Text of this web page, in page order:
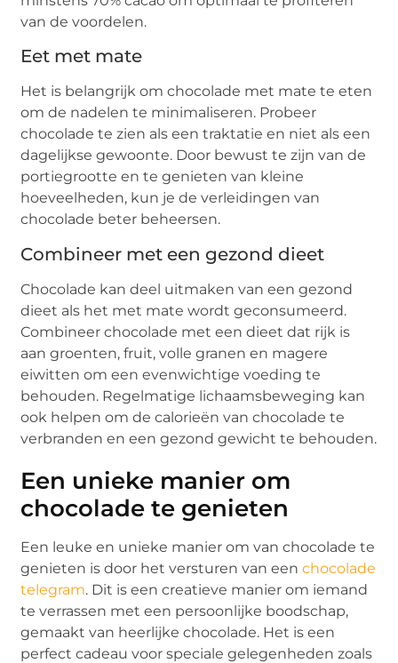
van de voordelen.
Eet met mate
Het is belangrijk om chocolade met mate te eten
om de nadelen te minimaliseren. Probeer
chocolade te zien als een traktatie en niet als een
dagelijkse gewoonte. Door bewust te zijn van de
portiegrootte en te genieten van kleine
hoeveelheden, kun je de verleidingen van
chocolade beter beheersen.
Combineer met een gezond dieet
Chocolade kan deel uitmaken van een gezond
dieet als het met mate wordt geconsumeerd.
Combineer chocolade met een dieet dat rijk is
aan groenten, fruit, volle granen en magere
eiwitten om een evenwichtige voeding te
behouden. Regelmatige lichaamsbeweging kan
ook helpen om de calorieën van chocolade te
verbranden en een gezond gewicht te behouden.
Een unieke manier om
chocolade te genieten
Een leuke en unieke manier om van chocolade te
genieten is door het versturen van eenchocolade
telegram. Dit is een creatieve manier om iemand
te verrassen met een persoonlijke boodschap,
gemaakt van heerlijke chocolade. Het is een
perfect cadeau voor speciale gelegenheden zoals